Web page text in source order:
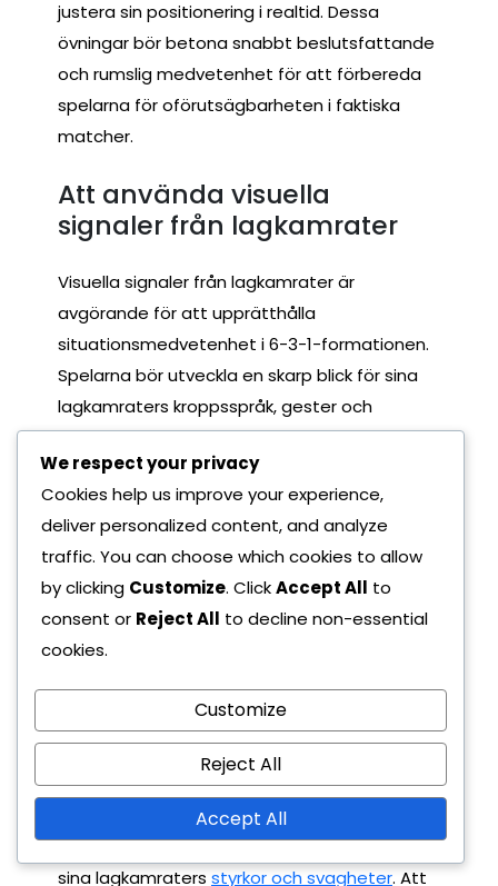
justera sin positionering i realtid. Dessa
övningar bör betona snabbt beslutsfattande
och rumslig medvetenhet för att förbereda
spelarna för oförutsägbarheten i faktiska
matcher.
Att använda visuella
signaler från lagkamrater
Visuella signaler från lagkamrater är
avgörande för att upprätthålla
situationsmedvetenhet i 6-3-1-formationen.
Spelarna bör utveckla en skarp blick för sina
lagkamraters kroppsspråk, gester och
positionering för att förutse deras handlingar.
Till exempel kan en lagkamrat som pekar eller
gestikulerar indikera vart de avser att röra sig
eller passa bollen.
Effektiv kommunikation är avgörande, och
spelarna bör etablera icke-verbala signaler
som kan användas under matcher. Enkla
beredskap för en passning eller att få
ögonkontakt innan ett spel, kan förbättra
koordinationen och minska missförstånd på
planen.
Dessutom bör spelarna vara medvetna om
sina lagkamraters styrkor och svagheter. Att
We respect your privacy
Cookies help us improve your experience,
deliver personalized content, and analyze
traffic. You can choose which cookies to allow
by clicking Customize. ClickAccept All to
consent or Reject All to decline non-essential
cookies.
Customize
Reject All
Accept All